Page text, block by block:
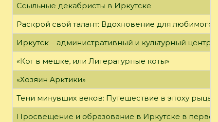
Ссыльные декабристы в Иркутске
Раскрой свой талант: Вдохновение для любимого
Иркутск – административный и культурный центр
«Кот в мешке, или Литературные коты»
«Хозяин Арктики»
Тени минувших веков: Путешествие в эпоху
Просвещение и образование в Иркутске в